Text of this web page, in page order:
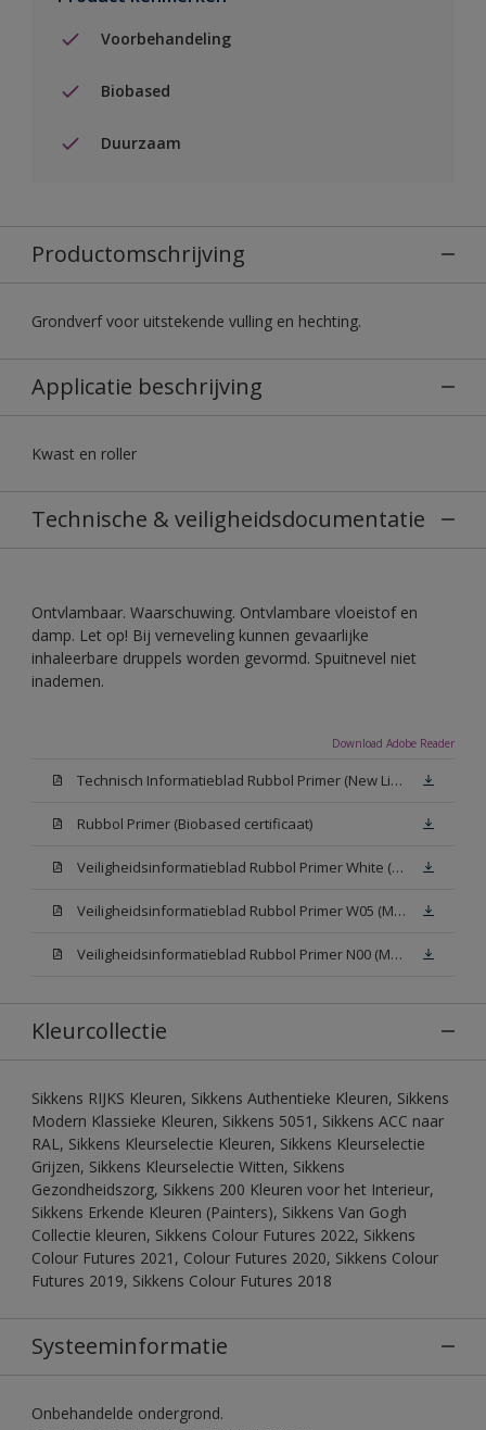
Voorbehandeling
Biobased
Duurzaam
Productomschrijving
Grondverf voor uitstekende vulling en hechting.
Applicatie beschrijving
Kwast en roller
Technische & veiligheidsdocumentatie
Ontvlambaar. Waarschuwing. Ontvlambare vloeistof en
damp. Let op! Bij verneveling kunnen gevaarlijke
inhaleerbare druppels worden gevormd. Spuitnevel niet
inademen.
Download Adobe Reader
Technisch Informatieblad Rubbol Primer (New Livery) (PDF)
Rubbol Primer (Biobased certificaat)
Veiligheidsinformatieblad Rubbol Primer White (MSDS)
Veiligheidsinformatieblad Rubbol Primer W05 (MSDS)
Veiligheidsinformatieblad Rubbol Primer N00 (MSDS)
Kleurcollectie
Sikkens RIJKS Kleuren, Sikkens Authentieke Kleuren, Sikkens
Modern Klassieke Kleuren, Sikkens 5051, Sikkens ACC naar
RAL, Sikkens Kleurselectie Kleuren, Sikkens Kleurselectie
Grijzen, Sikkens Kleurselectie Witten, Sikkens
Gezondheidszorg, Sikkens 200 Kleuren voor het Interieur,
Sikkens Erkende Kleuren (Painters), Sikkens Van Gogh
Collectie kleuren, Sikkens Colour Futures 2022, Sikkens
Colour Futures 2021, Colour Futures 2020, Sikkens Colour
Futures 2019, Sikkens Colour Futures 2018
Systeeminformatie
Onbehandelde ondergrond.